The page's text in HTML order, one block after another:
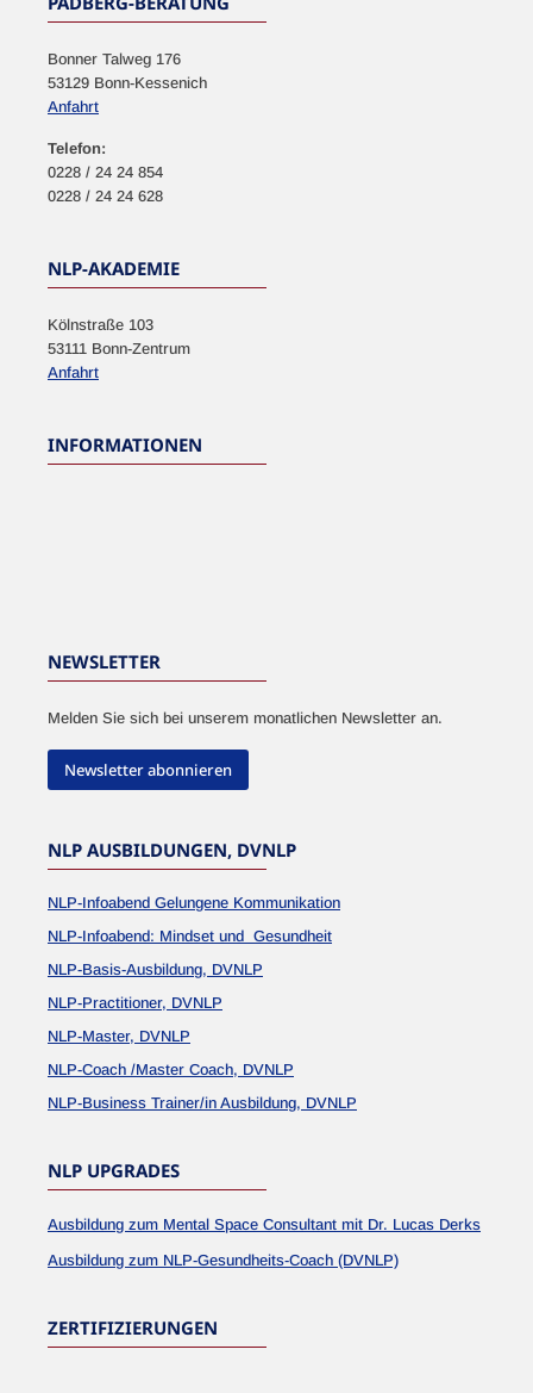
Bonner Talweg 176
53129 Bonn-Kessenich
Anfahrt
Telefon:
0228 / 24 24 854
0228 / 24 24 628
NLP-AKADEMIE
Kölnstraße 103
53111 Bonn-Zentrum
Anfahrt
INFORMATIONEN
NEWSLETTER
Melden Sie sich bei unserem monatlichen Newsletter an.
Newsletter abonnieren
NLP AUSBILDUNGEN, DVNLP
NLP-Infoabend Gelungene Kommunikation
NLP-Infoabend: Mindset und Gesundheit
NLP-Basis-Ausbildung, DVNLP
NLP-Practitioner, DVNLP
NLP-Master, DVNLP
NLP-Coach /Master Coach, DVNLP
NLP-Business Trainer/in Ausbildung, DVNLP
NLP UPGRADES
Ausbildung zum Mental Space Consultant mit Dr. Lucas Derks
Ausbildung zum NLP-Gesundheits-Coach (DVNLP)
ZERTIFIZIERUNGEN